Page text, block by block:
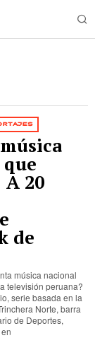
A 20
de
música nacional
televisión peruana?
serie basada en la
Norte, barra
de Deportes,